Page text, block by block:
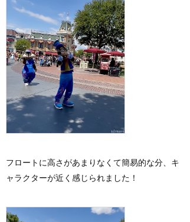
フロートに高さがあまりなくて簡易的な分、キ
ャラクターが近く感じられました！